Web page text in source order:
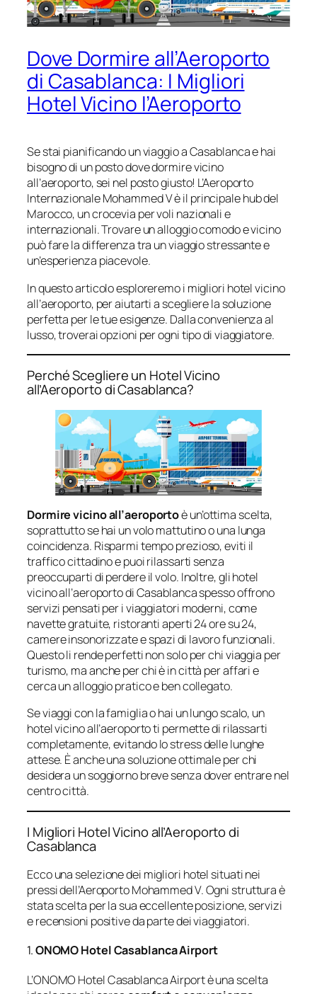
Dove Dormire all’Aeroporto
di Casablanca: I Migliori
Hotel Vicino l’Aeroporto
Se stai pianificando un viaggio a Casablanca e hai
bisogno di un posto dove dormire vicino
all’aeroporto, sei nel posto giusto! L’Aeroporto
Internazionale Mohammed V è il principale hub del
Marocco, un crocevia per voli nazionali e
internazionali. Trovare un alloggio comodo e vicino
può fare la differenza tra un viaggio stressante e
un’esperienza piacevole.
In questo articolo esploreremo i migliori hotel vicino
all’aeroporto, per aiutarti a scegliere la soluzione
perfetta per le tue esigenze. Dalla convenienza al
lusso, troverai opzioni per ogni tipo di viaggiatore.
Perché Scegliere un Hotel Vicino
all’Aeroporto di Casablanca?
Dormire vicino all’aeroportoè un’ottima scelta,
soprattutto se hai un volo mattutino o una lunga
coincidenza. Risparmi tempo prezioso, eviti il
traffico cittadino e puoi rilassarti senza
preoccuparti di perdere il volo. Inoltre, gli hotel
vicino all’aeroporto di Casablanca spesso offrono
servizi pensati per i viaggiatori moderni, come
navette gratuite, ristoranti aperti 24 ore su 24,
camere insonorizzate e spazi di lavoro funzionali.
Questo li rende perfetti non solo per chi viaggia per
turismo, ma anche per chi è in città per affari e
cerca un alloggio pratico e ben collegato.
Se viaggi con la famiglia o hai un lungo scalo, un
hotel vicino all’aeroporto ti permette di rilassarti
completamente, evitando lo stress delle lunghe
attese. È anche una soluzione ottimale per chi
desidera un soggiorno breve senza dover entrare nel
centro città.
I Migliori Hotel Vicino all’Aeroporto di
Casablanca
Ecco una selezione dei migliori hotel situati nei
pressi dell’Aeroporto Mohammed V. Ogni struttura è
stata scelta per la sua eccellente posizione, servizi
e recensioni positive da parte dei viaggiatori.
1.ONOMO Hotel Casablanca Airport
L’ONOMO Hotel Casablanca Airport è una scelta